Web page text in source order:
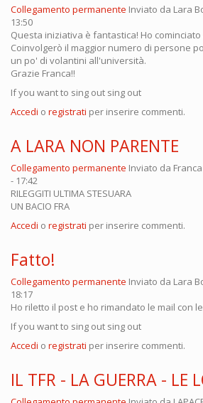
Collegamento permanente Inviato da Lara
13:50
Questa iniziativa è fantastica! Ho
Coinvolgerò il maggior numero di persone
un po' di volantini all'università.
Grazie Franca!!
If you want to sing out sing out
Accedi o registrati per inserire commenti.
A LARA NON PARENTE
Collegamento permanente Inviato da
- 17:42
RILEGGITI ULTIMA STESUARA
UN BACIO FRA
Accedi o registrati per inserire commenti.
Fatto!
Collegamento permanente Inviato da Lara
18:17
Ho riletto il post e ho rimandato le mail con
If you want to sing out sing out
Accedi o registrati per inserire commenti.
IL TFR - LA GUERRA - LE